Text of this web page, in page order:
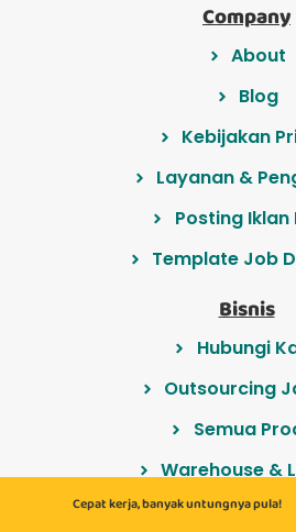
Cepat kerja, banyak untungnya pula!
Company
About
Blog
Kebijakan
Layanan &
Posting Iklan
Template Job
Bisnis
Hubungi
Outsourcing
Semua
Warehouse &
Sales